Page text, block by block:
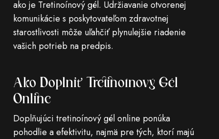
ako je Tretinoínový gél. Udržiavanie otvorenej
komunikácie s poskytovateľom zdravotnej
starostlivosti môže uľahčiť plynulejšie riadenie
vašich potrieb na predpis.
Ako Doplniť Tretinoínový Gél
Online
Doplňujúci tretinoínový gél online ponúka
pohodlie a efektivitu, najmä pre tých, ktorí majú